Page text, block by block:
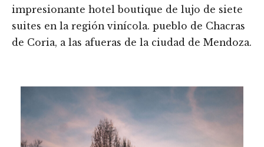
impresionante hotel boutique de lujo de siete
suites en la región vinícola. pueblo de Chacras
de Coria, a las afueras de la ciudad de Mendoza.